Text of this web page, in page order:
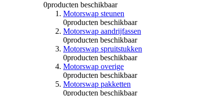
0producten beschikbaar
Motorswap steunen
0producten beschikbaar
Motorswap aandrijfassen
0producten beschikbaar
Motorswap spruitstukken
0producten beschikbaar
Motorswap overige
0producten beschikbaar
Motorswap pakketten
0producten beschikbaar